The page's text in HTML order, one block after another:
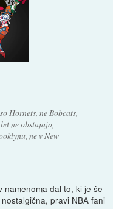
Hornets, ne Bobcats,
ne obstajajo,
ne v New
namenoma dal to, ki je še
pravi NBA fani